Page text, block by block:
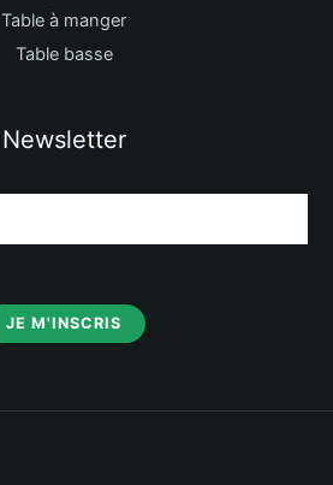
Table à manger
Table basse
Newsletter
JE M'INSCRIS